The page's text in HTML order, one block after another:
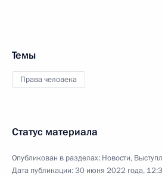
Темы
Права человека
Статус материала
Опубликован в разделах: Новости,
Дата публикации:30 июня 2022 года,